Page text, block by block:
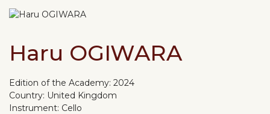
Haru OGIWARA
Edition of the Academy: 2024
Country: United Kingdom
Instrument: Cello